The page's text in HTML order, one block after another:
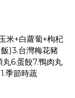
米+白蘿蔔+枸杞
)3.台灣梅花豬
丸6.蛋餃7.鴨肉丸
季節時蔬